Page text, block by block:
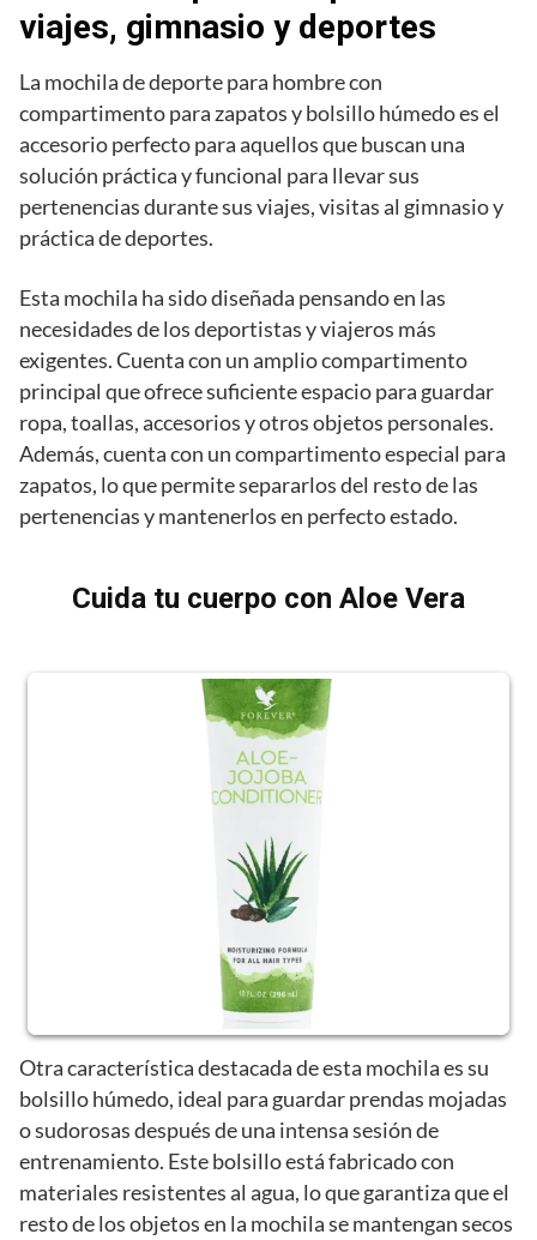
viajes, gimnasio y deportes
La mochila de deporte para hombre con
compartimento para zapatos y bolsillo húmedo es el
accesorio perfecto para aquellos que buscan una
solución práctica y funcional para llevar sus
pertenencias durante sus viajes, visitas al gimnasio y
práctica de deportes.
Esta mochila ha sido diseñada pensando en las
necesidades de los deportistas y viajeros más
exigentes. Cuenta con un amplio compartimento
principal que ofrece suficiente espacio para guardar
ropa, toallas, accesorios y otros objetos personales.
Además, cuenta con un compartimento especial para
zapatos, lo que permite separarlos del resto de las
pertenencias y mantenerlos en perfecto estado.
Cuida tu cuerpo con Aloe Vera
Otra característica destacada de esta mochila es su
bolsillo húmedo, ideal para guardar prendas mojadas
o sudorosas después de una intensa sesión de
entrenamiento. Este bolsillo está fabricado con
materiales resistentes al agua, lo que garantiza que el
resto de los objetos en la mochila se mantengan secos